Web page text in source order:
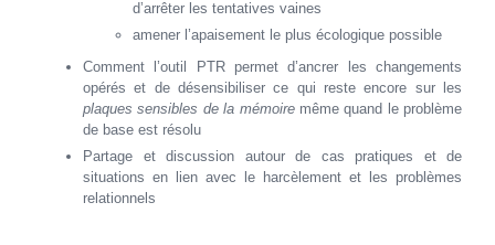
d’arrêter les tentatives vaines
amener l’apaisement le plus écologique possible
Comment l’outil PTR permet d’ancrer les changements
opérés et de désensibiliser ce qui reste encore sur les
plaques sensibles de la mémoiremême quand le problème
de base est résolu
Partage et discussion autour de cas pratiques et de
situations en lien avec le harcèlement et les problèmes
relationnels